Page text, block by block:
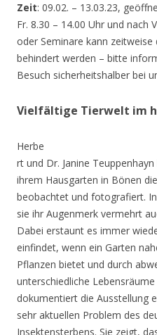
Zeit: 09.02. – 13.03.23,
Fr. 8.30 – 14.00 Uhr und nach
oder Seminare kann
behindert werden – bitte
Besuch sicherheitshalber bei
Vielfältige Tierwelt im
Herbe
rt und Dr. Janine
ihrem Hausgarten in Bönen
beobachtet und fotografiert.
sie ihr Augenmerk vermehrt
Dabei erstaunt es immer
einfindet, wenn ein Garten
Pflanzen bietet und durch
unterschiedliche
dokumentiert die Ausstellung
sehr aktuellen Problem des
Insektensterbens. Sie zeigt,